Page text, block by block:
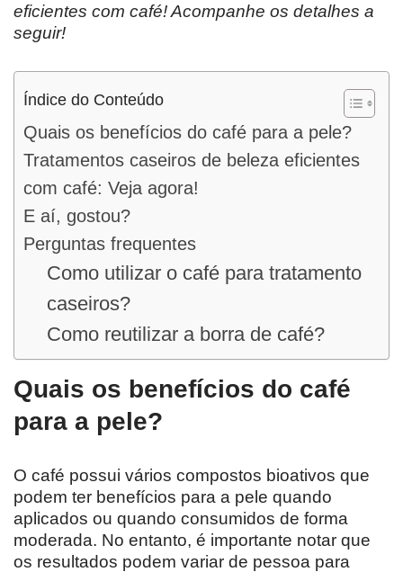
eficientes com café! Acompanhe os detalhes a
seguir!
Índice do Conteúdo
Quais os benefícios do café para a pele?
Tratamentos caseiros de beleza eficientes
com café: Veja agora!
E aí, gostou?
Perguntas frequentes
Como utilizar o café para tratamento
caseiros?
Como reutilizar a borra de café?
Quais os benefícios do café
para a pele?
O café possui vários compostos bioativos que
podem ter benefícios para a pele quando
aplicados ou quando consumidos de forma
moderada. No entanto, é importante notar que
os resultados podem variar de pessoa para